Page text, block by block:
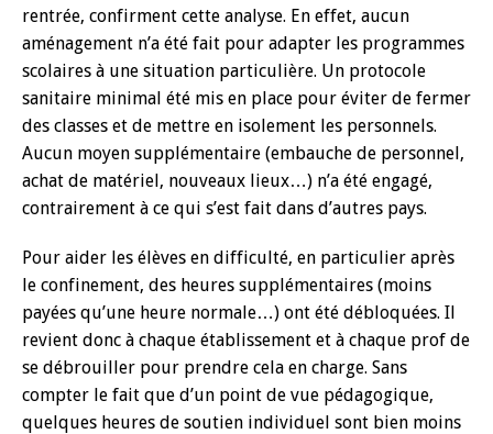
rentrée, confirment cette analyse. En effet, aucun
aménagement n’a été fait pour adapter les programmes
scolaires à une situation particulière. Un protocole
sanitaire minimal été mis en place pour éviter de fermer
des classes et de mettre en isolement les personnels.
Aucun moyen supplémentaire (embauche de personnel,
achat de matériel, nouveaux lieux…) n’a été engagé,
contrairement à ce qui s’est fait dans d’autres pays.
Pour aider les élèves en difficulté, en particulier après
le confinement, des heures supplémentaires (moins
payées qu’une heure normale…) ont été débloquées. Il
revient donc à chaque établissement et à chaque prof de
se débrouiller pour prendre cela en charge. Sans
compter le fait que d’un point de vue pédagogique,
quelques heures de soutien individuel sont bien moins